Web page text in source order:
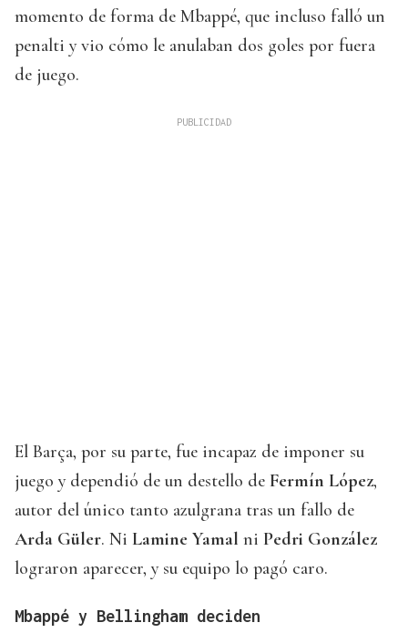
momento de forma de Mbappé, que incluso falló un
penalti y vio cómo le anulaban dos goles por fuera
de juego.
El Barça, por su parte, fue incapaz de imponer su
juego y dependió de un destello de Fermín López,
autor del único tanto azulgrana tras un fallo de
Arda Güler. Ni Lamine Yamal ni Pedri González
lograron aparecer, y su equipo lo pagó caro.
Mbappé y Bellingham deciden